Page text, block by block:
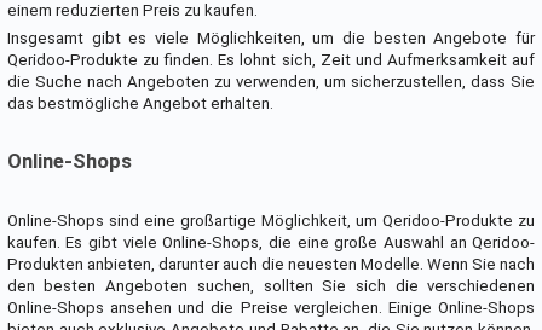
einem reduzierten Preis zu kaufen.
Insgesamt gibt es viele Möglichkeiten, um die besten Angebote für
Qeridoo-Produkte zu finden. Es lohnt sich, Zeit und Aufmerksamkeit auf
die Suche nach Angeboten zu verwenden, um sicherzustellen, dass Sie
das bestmögliche Angebot erhalten.
Online-Shops
Online-Shops sind eine großartige Möglichkeit, um Qeridoo-Produkte zu
kaufen. Es gibt viele Online-Shops, die eine große Auswahl an Qeridoo-
Produkten anbieten, darunter auch die neuesten Modelle. Wenn Sie nach
den besten Angeboten suchen, sollten Sie sich die verschiedenen
Online-Shops ansehen und die Preise vergleichen. Einige Online-Shops